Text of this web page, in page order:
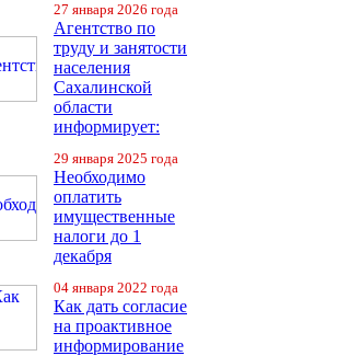
27 января 2026 года
Агентство по
труду и занятости
населения
Сахалинской
области
информирует:
29 января 2025 года
Необходимо
оплатить
имущественные
налоги до 1
декабря
04 января 2022 года
Как дать согласие
на проактивное
информирование